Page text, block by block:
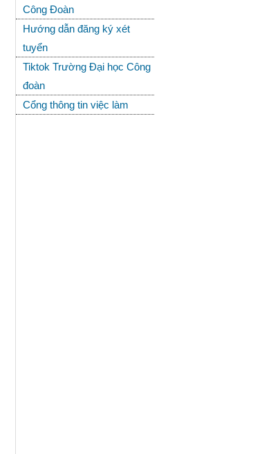
Công Đoàn
Hướng dẫn đăng ký xét
tuyển
Tiktok Trường Đại học Công
đoàn
Cổng thông tin việc làm